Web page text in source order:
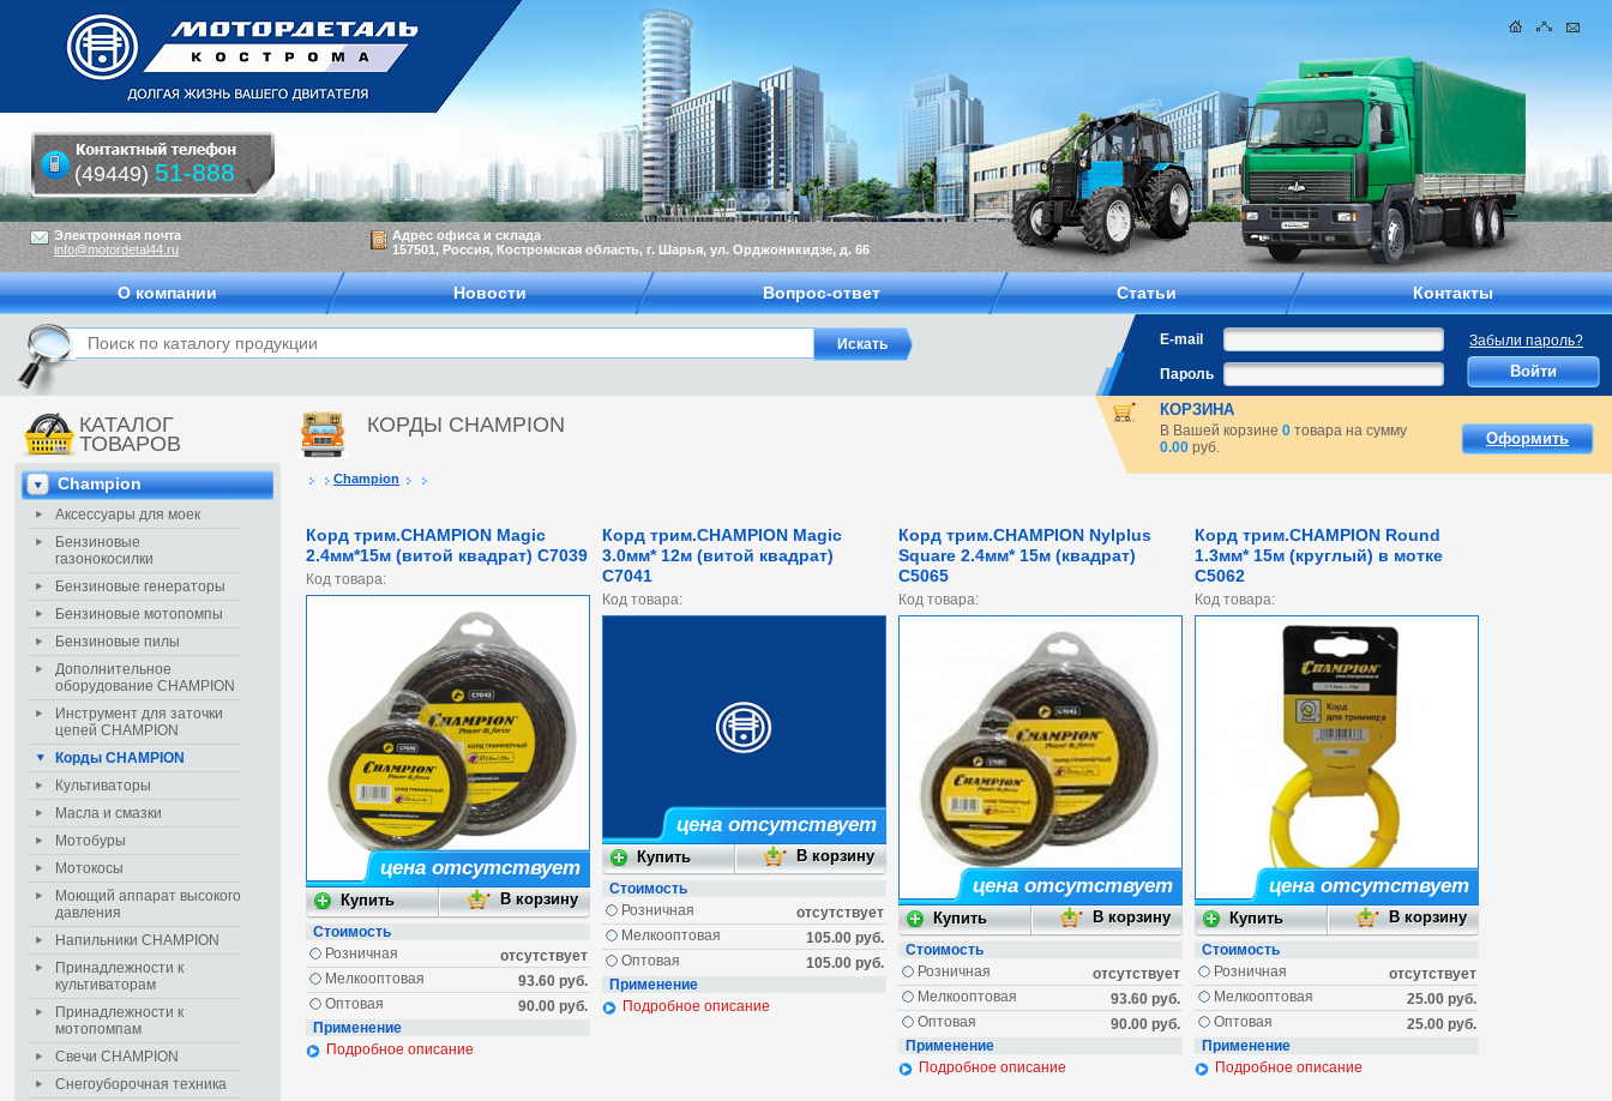
КАТАЛОГ
ТОВАРОВ
Champion
Аксессуары для моек
Бензиновые
газонокосилки
Бензиновые генераторы
Бензиновые мотопомпы
Бензиновые пилы
Дополнительное
оборудование CHAMPION
Инструмент для заточки
цепей CHAMPION
Корды CHAMPION
Культиваторы
Масла и смазки
Мотобуры
Мотокосы
Моющий аппарат высокого
давления
Напильники CHAMPION
Принадлежности к
культиваторам
Принадлежности к
мотопомпам
Свечи CHAMPION
Снегоуборочная техника
КОРДЫ CHAMPION
Champion
Корд трим.CHAMPION Magic
2.4мм*15м (витой квадрат) C7039
Код товара:
цена отсутствует
Стоимость
отсутствует
Розничная
93.60 руб.
Мелкооптовая
90.00 руб.
Оптовая
Применение
Подробное описание
Корд трим.CHAMPION Magic
3.0мм* 12м (витой квадрат)
C7041
Код товара:
цена отсутствует
Стоимость
отсутствует
Розничная
105.00 руб.
Мелкооптовая
105.00 руб.
Оптовая
Применение
Подробное описание
Корд трим.CHAMPION Nylplus
Square 2.4мм* 15м (квадрат)
C5065
Код товара:
цена отсутствует
Стоимость
отсутствует
Розничная
93.60 руб.
Мелкооптовая
90.00 руб.
Оптовая
Применение
Подробное описание
Корд трим.CHAMPION Round
1.3мм* 15м (круглый) в мотке
C5062
Код товара:
цена отсутствует
Стоимость
отсутствует
Розничная
25.00 руб.
Мелкооптовая
25.00 руб.
Оптовая
Применение
Подробное описание
Электронная почта
info@motordetal44.ru
Адрес офиса и склада
157501, Россия, Костромская область, г. Шарья, ул. Орджоникидзе, д. 66
(49449) 51-888
О компании Новости Вопрос-ответ Статьи Контакты
E-mail
Забыли пароль?
Пароль
КОРЗИНА
В Вашей корзине0 товара на сумму
0.00 руб. Оформить